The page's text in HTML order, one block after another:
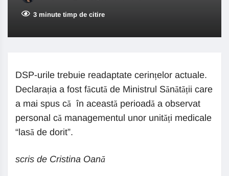
3 minute timp de citire
DSP-urile trebuie readaptate cerințelor actuale.
Declarația a fost făcută de Ministrul Sănătății care
a mai spus că în această perioadă a observat
personal că managementul unor unități medicale
“lasă de dorit”.
scris de Cristina Oană